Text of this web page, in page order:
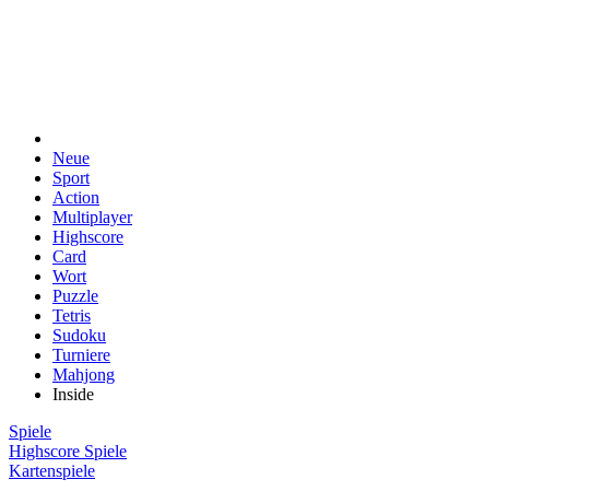
Neue
Sport
Action
Multiplayer
Highscore
Card
Wort
Puzzle
Tetris
Sudoku
Turniere
Mahjong
Inside
Spiele
Highscore Spiele
Kartenspiele